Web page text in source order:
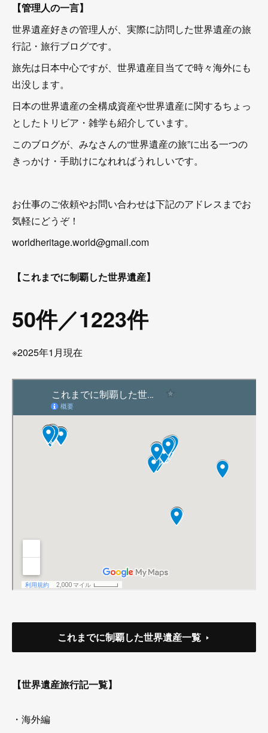
【管理人の一言】
世界遺産好きの管理人が、実際に訪問した世界遺産の旅
行記・旅行ブログです。
旅先は日本中心ですが、世界遺産目当てで時々海外にも
出没します。
日本の世界遺産の全構成資産や世界遺産に関するちょっ
としたトリビア・雑学も紹介しています。
このブログが、みなさんの“世界遺産の旅”に出る一つの
きっかけ・手助けになれればうれしいです。
お仕事のご依頼やお問い合わせは下記のアドレスまでお
気軽にどうぞ！
worldheritage.world@gmail.com
【これまでに制覇した世界遺産】
50件／1223件
※2025年1月現在
これまでに制覇した世界遺産一覧
【世界遺産旅行記一覧】
・海外編